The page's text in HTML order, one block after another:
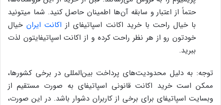
حتماً از اعتبار و سابقه آن‌ها اطمینان حاصل کنید. شما میتونید
با خیال راحت با خرید اکانت اسپاتیفای از اکانت ایران خیال
خودتون رو از هر نظر راحت کرده و از اکانت اسپاتیفایتون لذت
ببرید.
توجه: به دلیل محدودیت‌های پرداخت بین‌المللی در برخی کشورها،
ممکن است خرید اکانت قانونی اسپاتیفای به صورت مستقیم از
وبسایت اسپاتیفای برای برخی از کاربران دشوار باشد. در این صورت،